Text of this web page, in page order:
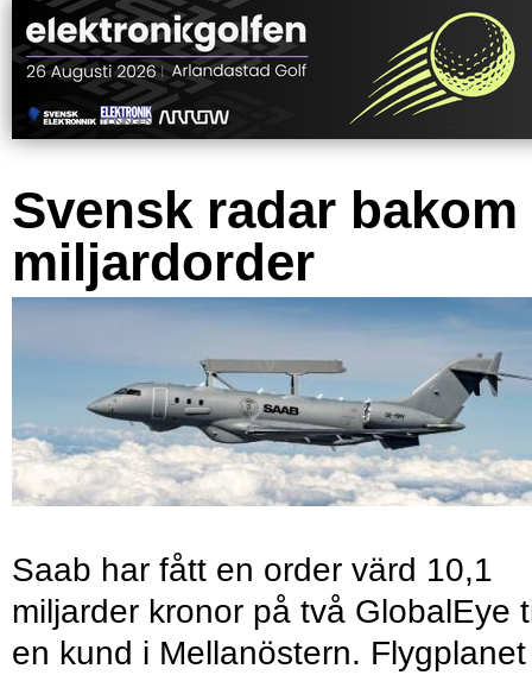
Svensk radar bakom
miljardorder
Saab har fått en order värd 10,1
miljarder kronor på två GlobalEye
en kund i Mellanöstern.